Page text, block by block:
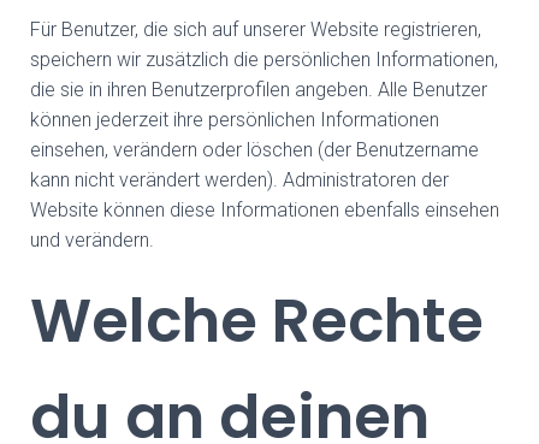
Für Benutzer, die sich auf unserer Website registrieren,
speichern wir zusätzlich die persönlichen Informationen,
die sie in ihren Benutzerprofilen angeben. Alle Benutzer
können jederzeit ihre persönlichen Informationen
einsehen, verändern oder löschen (der Benutzername
kann nicht verändert werden). Administratoren der
Website können diese Informationen ebenfalls einsehen
und verändern.
Welche Rechte
du an deinen